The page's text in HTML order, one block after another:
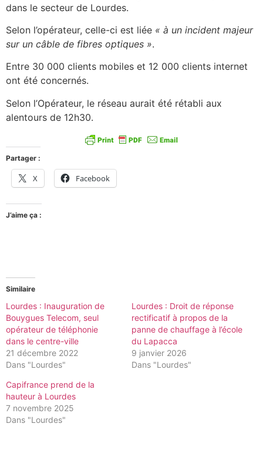
dans le secteur de Lourdes.
Selon l’opérateur, celle-ci est liée « à un incident majeur
sur un câble de fibres optiques ».
Entre 30 000 clients mobiles et 12 000 clients internet
ont été concernés.
Selon l’Opérateur, le réseau aurait été rétabli aux
alentours de 12h30.
Partager :
X Facebook
J’aime ça :
Similaire
Lourdes : Inauguration de
Bouygues Telecom, seul
opérateur de téléphonie
dans le centre-ville
21 décembre 2022
Dans "Lourdes"
Lourdes : Droit de réponse
rectificatif à propos de la
panne de chauffage à l’école
du Lapacca
9 janvier 2026
Dans "Lourdes"
Capifrance prend de la
hauteur à Lourdes
7 novembre 2025
Dans "Lourdes"